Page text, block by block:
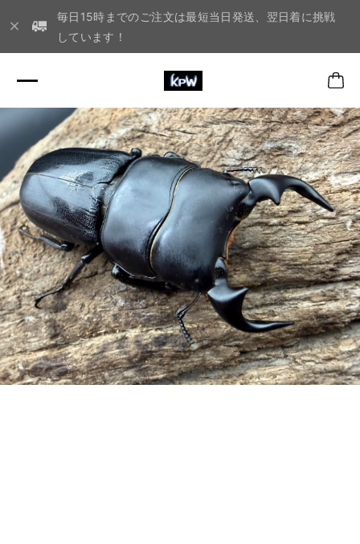
毎日15時までのご注文は最短当日発送、翌日着に挑戦
しています！